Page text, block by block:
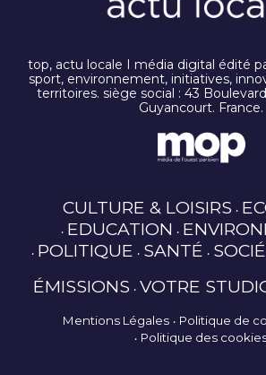
top, actu locale I média digital édité
sport, environnement, initiatives,
territoires. siège social : 43
Guyancourt. France.
CULTURE & LOISIRS
EDUCATION
POLITIQUE SANTÉ
ÉMISSIONS VOTRE
Mentions Légales
Politique de
Politique des